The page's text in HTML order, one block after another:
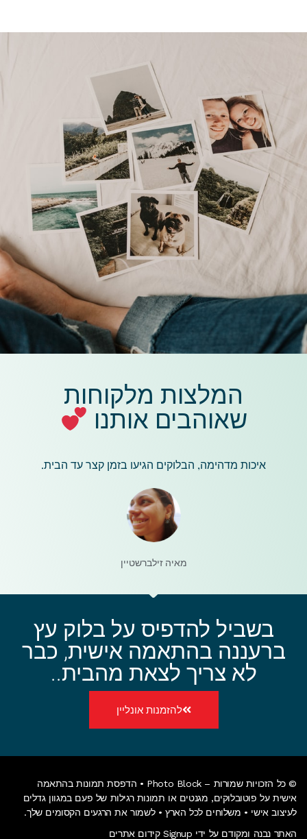
המלצות מלקוחות
שאוהבים אותנו
איכות מדהימה, הבלוקים הגיעו בזמן קצר עד הבית.
מאיה זילברשטיין
בשביל להדפיס על בלוק עץ
ברעננה בהתאמה אישית, כבר
לא צריך לצאת מהבית..
להזמנות אונליין
© כל הזכויות שמורות – Photo Block • הדפסת תמונות בהתאמה
אישית על פוטובלוקים, מגנטים או תמונות רגילות של פעם במגוון גדלים
לעיצוב אישי • משלוחים לכל הארץ • לשמור את הרגעים הקסומים שלך.
האתר נבנה ומקודם על ידי Signup קידום אתרים